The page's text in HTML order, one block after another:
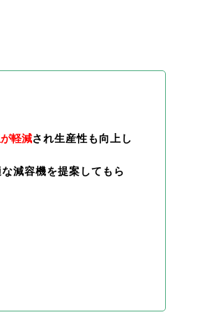
軽減され生産性も向上し
減容機を提案してもら